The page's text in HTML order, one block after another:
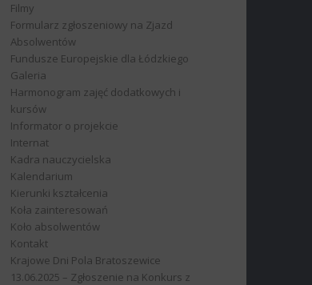
Filmy
Formularz zgłoszeniowy na Zjazd
Absolwentów
Fundusze Europejskie dla Łódzkiego
Galeria
Harmonogram zajęć dodatkowych i
kursów
Informator o projekcie
Internat
Kadra nauczycielska
Kalendarium
Kierunki kształcenia
Koła zainteresowań
Koło absolwentów
Kontakt
Krajowe Dni Pola Bratoszewice
13.06.2025 – Zgłoszenie na Konkurs z